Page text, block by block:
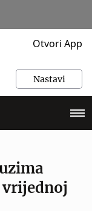
Otvori App
Nastavi
vrijednoj